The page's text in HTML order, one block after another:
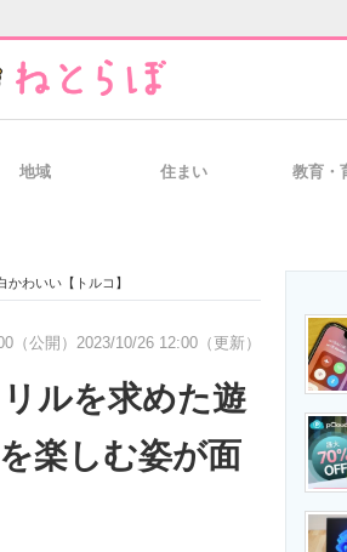
経営リーダーのコミュ
技術・比較・事例 製造業のIT導入・活用
地域 住まい 教育・
わいい【トルコ】
（公開） 2023/10/26 12:00（更新）
ルを求めた遊
楽しむ姿が面